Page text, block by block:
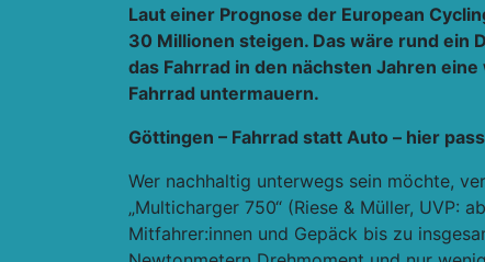
Laut einer Prognose der European
30 Millionen steigen. Das wäre rund ein
das Fahrrad in den nächsten Jahren
Fahrrad untermauern.
Göttingen – Fahrrad statt Auto – hier
Wer nachhaltig unterwegs sein möchte,
„Multicharger 750“ (Riese & Müller, UVP:
Mitfahrer:innen und Gepäck bis zu